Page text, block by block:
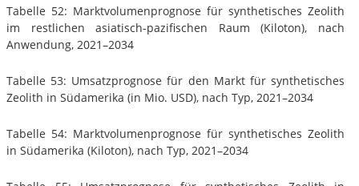
Tabelle 52: Marktvolumenprognose für synthetisches Zeolith
im restlichen asiatisch-pazifischen Raum (Kiloton), nach
Anwendung, 2021–2034
Tabelle 53: Umsatzprognose für den Markt für synthetisches
Zeolith in Südamerika (in Mio. USD), nach Typ, 2021–2034
Tabelle 54: Marktvolumenprognose für synthetisches Zeolith
in Südamerika (Kiloton), nach Typ, 2021–2034